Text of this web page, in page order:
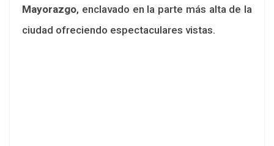
Mayorazgo, enclavado en la parte más alta de la
ciudad ofreciendo espectaculares vistas.